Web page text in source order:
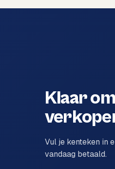
Klaar
Vul je kenteken in
vandaag betaald.